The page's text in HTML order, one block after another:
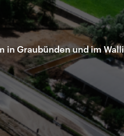
Graubünden und im